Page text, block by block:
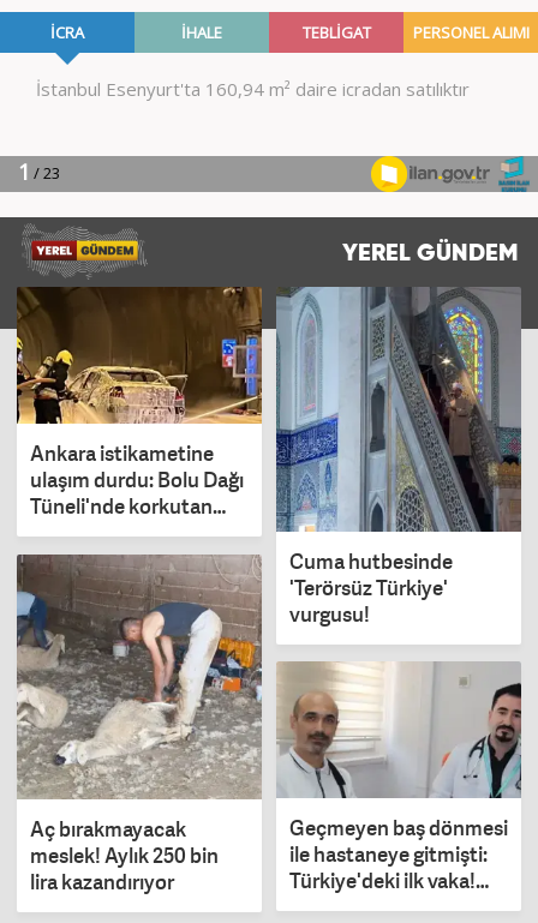
YEREL GÜNDEM
Ankara istikametine
ulaşım durdu: Bolu Dağı
Tüneli'nde korkutan
yangın!
Cuma hutbesinde
'Terörsüz Türkiye'
vurgusu!
Aç bırakmayacak
meslek! Aylık 250 bin
lira kazandırıyor
Geçmeyen baş dönmesi
ile hastaneye gitmişti:
Türkiye'deki ilk vaka!
Dünyada 68 kişide var